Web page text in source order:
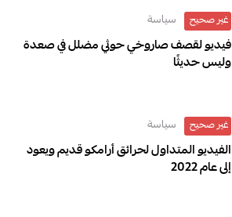
غير صحيح سياسة
فيديو لقصف صاروخي حوثي مضلل في صعدة
وليس حديثًا
غير صحيح سياسة
الفيديو المتداول لحرائق أرامكو قديم ويعود
إلى عام 2022